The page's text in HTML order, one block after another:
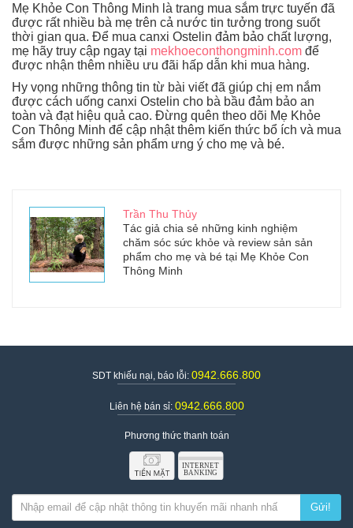
Mẹ Khỏe Con Thông Minh là trang mua sắm trực tuyến đã
được rất nhiều bà mẹ trên cả nước tin tưởng trong suốt
thời gian qua. Để mua canxi Ostelin đảm bảo chất lượng,
mẹ hãy truy cập ngay tại mekhoeconthongminh.com để
được nhận thêm nhiều ưu đãi hấp dẫn khi mua hàng.
Hy vọng những thông tin từ bài viết đã giúp chị em nắm
được cách uống canxi Ostelin cho bà bầu đảm bảo an
toàn và đạt hiệu quả cao. Đừng quên theo dõi Mẹ Khỏe
Con Thông Minh để cập nhật thêm kiến thức bổ ích và mua
sắm được những sản phẩm ưng ý cho mẹ và bé.
Trần Thu Thủy
Tác giả chia sẻ những kinh nghiệm
chăm sóc sức khỏe và review sản sản
phẩm cho mẹ và bé tại Mẹ Khỏe Con
Thông Minh
SDT khiếu nại, báo lỗi: 0942.666.800
Liên hệ bán sỉ: 0942.666.800
Phương thức thanh toán
Gửi!